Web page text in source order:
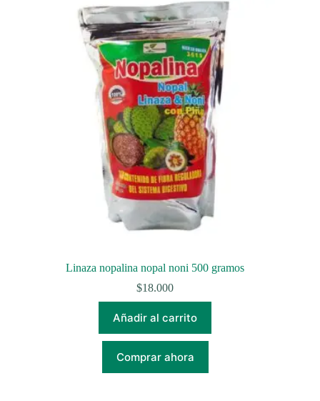
Linaza nopalina nopal noni 500 gramos
$18.000
Añadir al carrito
Comprar ahora